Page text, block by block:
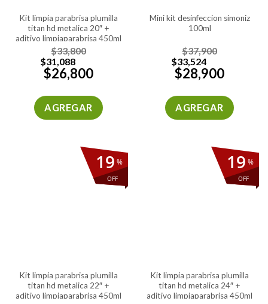
kit limpia parabrisa plumilla
titan hd metalica 20″ +
aditivo limpiaparabrisa 450ml
$33,800
$31,088
$26,800
AGREGAR
mini kit desinfeccion simoniz
100ml
$37,900
$33,524
$28,900
AGREGAR
%
OFF
19
kit limpia parabrisa plumilla
titan hd metalica 22″ +
aditivo limpiaparabrisa 450ml
%
OFF
19
kit limpia parabrisa plumilla
titan hd metalica 24″ +
aditivo limpiaparabrisa 450ml